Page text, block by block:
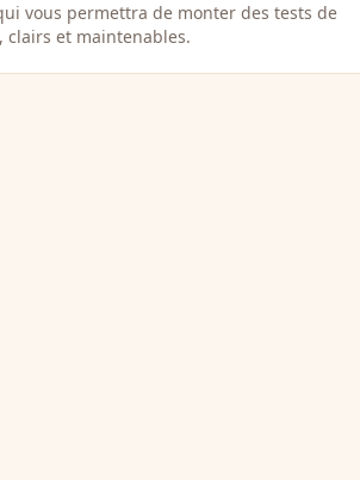
vous permettra de monter des tests de
et maintenables.